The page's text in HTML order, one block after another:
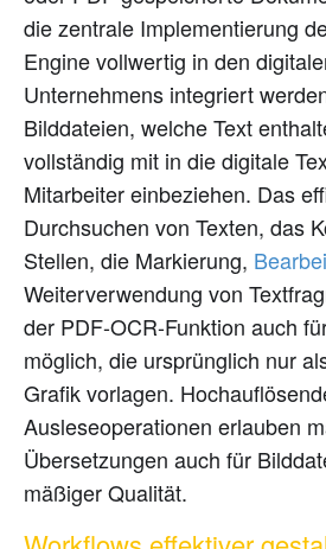
die zentrale Implementierung
Engine vollwertig in den
Unternehmens integriert
Bilddateien, welche Text
vollständig mit in die digitale
Mitarbeiter einbeziehen. Das
Durchsuchen von Texten, das
Stellen, die Markierung,
Weiterverwendung von
der PDF-OCR-Funktion auch
möglich, die ursprünglich nur
Grafik vorlagen.
Ausleseoperationen erlauben
Übersetzungen auch für
mäßiger Qualität.